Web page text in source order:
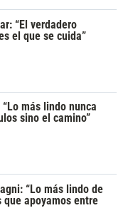
“El verdadero
el que se cuida”
más lindo nunca
sino el camino”
“Lo más lindo de
que apoyamos entre